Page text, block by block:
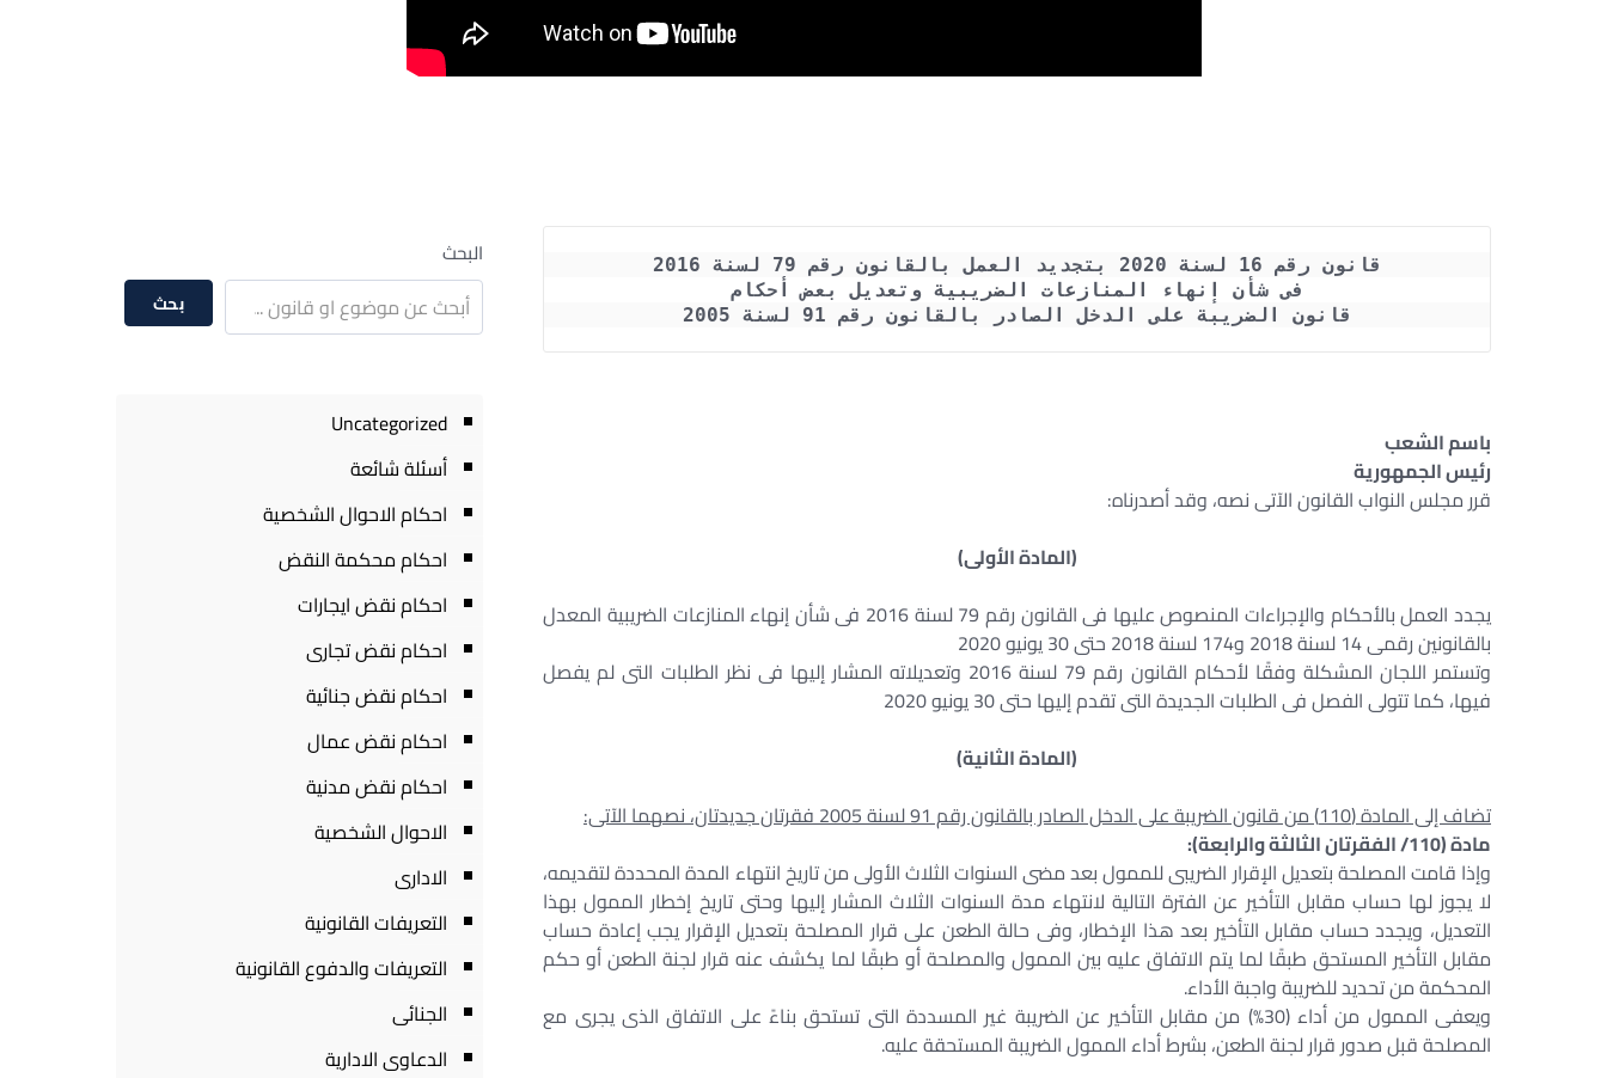
قانون رقم 16 لسنة 2020 بتجديد العمل بالقانون رقم 79 لسنة 2016
فى شأن إنهاء المنازعات الضريبية وتعديل بعض أحكام
قانون الضريبة على الدخل الصادر بالقانون رقم 91 لسنة 2005
باسم الشعب
رئيس الجمهورية
قرر مجلس النواب القانون الآتى نصه، وقد أصدرناه:
(المادة الأولى)
يجدد العمل بالأحكام والإجراءات المنصوص عليها فى القانون رقم 79 لسنة 2016 فى شأن إنهاء المنازعات الضريبية المعدل
بالقانونين رقمى 14 لسنة 2018 و174 لسنة 2018 حتى 30 يونيو 2020
وتستمر اللجان المشكلة وفقًا لأحكام القانون رقم 79 لسنة 2016 وتعديلاته المشار إليها فى نظر الطلبات التى لم يفصل
فيها، كما تتولى الفصل فى الطلبات الجديدة التى تقدم إليها حتى 30 يونيو 2020
(المادة الثانية)
تضاف إلى المادة (110) من قانون الضريبة على الدخل الصادر بالقانون رقم 91 لسنة 2005 فقرتان جديدتان، نصهما الآتى:
مادة (110/ الفقرتان الثالثة والرابعة):
وإذا قامت المصلحة بتعديل الإقرار الضريبى للممول بعد مضى السنوات الثلاث الأولى من تاريخ انتهاء المدة المحددة لتقديمه،
لا يجوز لها حساب مقابل التأخير عن الفترة التالية لانتهاء مدة السنوات الثلاث المشار إليها وحتى تاريخ إخطار الممول بهذا
التعديل، ويجدد حساب مقابل التأخير بعد هذا الإخطار، وفى حالة الطعن على قرار المصلحة بتعديل الإقرار يجب إعادة حساب
مقابل التأخير المستحق طبقًا لما يتم الاتفاق عليه بين الممول والمصلحة أو طبقًا لما يكشف عنه قرار لجنة الطعن أو حكم
المحكمة من تحديد للضريبة واجبة الأداء.
ويعفى الممول من أداء (30%) من مقابل التأخير عن الضريبة غير المسددة التى تستحق بناءً على الاتفاق الذى يجرى مع
المصلحة قبل صدور قرار لجنة الطعن، بشرط أداء الممول الضريبة المستحقة عليه.
البحث
بحث
Uncategorized
أسئلة شائعة
احكام الاحوال الشخصية
احكام محكمة النقض
احكام نقض ايجارات
احكام نقض تجارى
احكام نقض جنائية
احكام نقض عمال
احكام نقض مدنية
الاحوال الشخصية
الادارى
التعريفات القانونية
التعريفات والدفوع القانونية
الجنائى
الدعاوى الادارية